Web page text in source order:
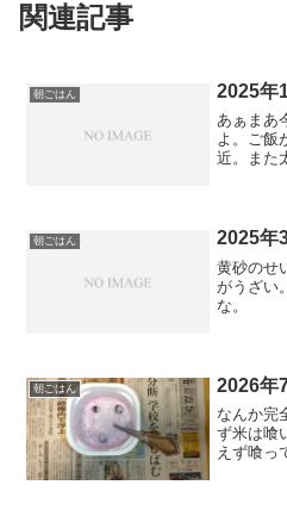
関連記事
朝ごはん 2025年
あぁまあ
よ。ご飯
近。また
朝ごはん 2025年
黄砂のせ
がうざい
な。
朝ごはん 2026年
なんか完
ず米は喰
えず喰っ